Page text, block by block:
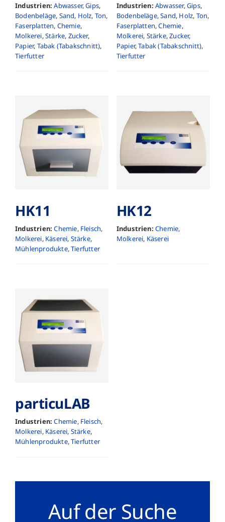
Industrien: Abwasser,Gips,
Bodenbeläge, Sand, Holz, Ton,
Faserplatten, Chemie,
Molkerei,Stärke, Zucker,
Papier, Tabak (Tabakschnitt),
Tierfutter
Industrien: Abwasser,Gips,
Bodenbeläge,Sand, Holz, Ton,
Faserplatten,Chemie,
Molkerei, Stärke,Zucker,
Papier,Tabak (Tabakschnitt),
Tierfutter
HK11
Industrien: Chemie, Fleisch,
Molkerei, Käserei, Stärke,
Mühlenprodukte,Tierfutter
HK12
Industrien: Chemie,
Molkerei, Käserei
particuLAB
Industrien: Chemie, Fleisch,
Molkerei, Käserei, Stärke,
Mühlenprodukte,Tierfutter
Auf der Suche